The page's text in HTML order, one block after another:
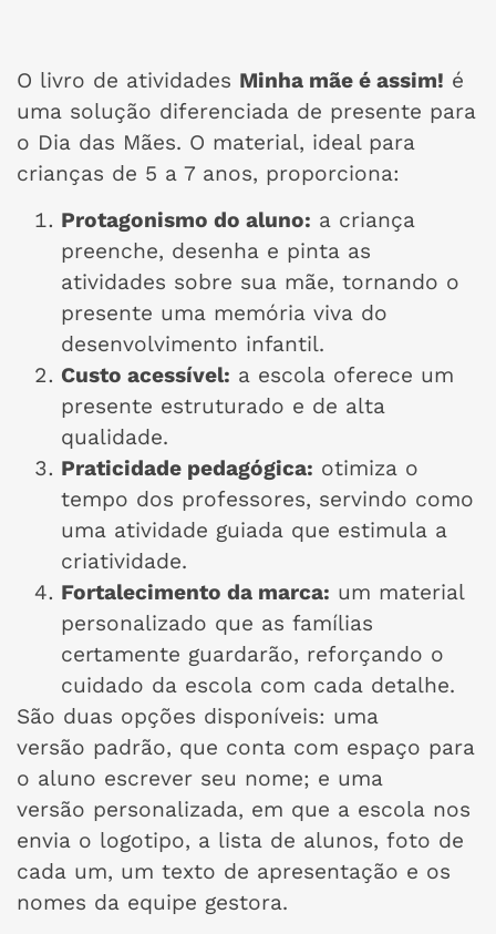
O livro de atividades Minha mãe é assim! é
uma solução diferenciada de presente para
o Dia das Mães. O material, ideal para
crianças de 5 a 7 anos, proporciona:
Protagonismo do aluno: a criança
preenche, desenha e pinta as
atividades sobre sua mãe, tornando o
presente uma memória viva do
desenvolvimento infantil.
Custo acessível: a escola oferece um
presente estruturado e de alta
qualidade.
Praticidade pedagógica: otimiza o
tempo dos professores, servindo como
uma atividade guiada que estimula a
criatividade.
Fortalecimento da marca: um material
personalizado que as famílias
certamente guardarão, reforçando o
cuidado da escola com cada detalhe.
São duas opções disponíveis: uma
versão padrão, que conta com espaço para
o aluno escrever seu nome; e uma
versão personalizada, em que a escola nos
envia o logotipo, a lista de alunos, foto de
cada um, um texto de apresentação e os
nomes da equipe gestora.